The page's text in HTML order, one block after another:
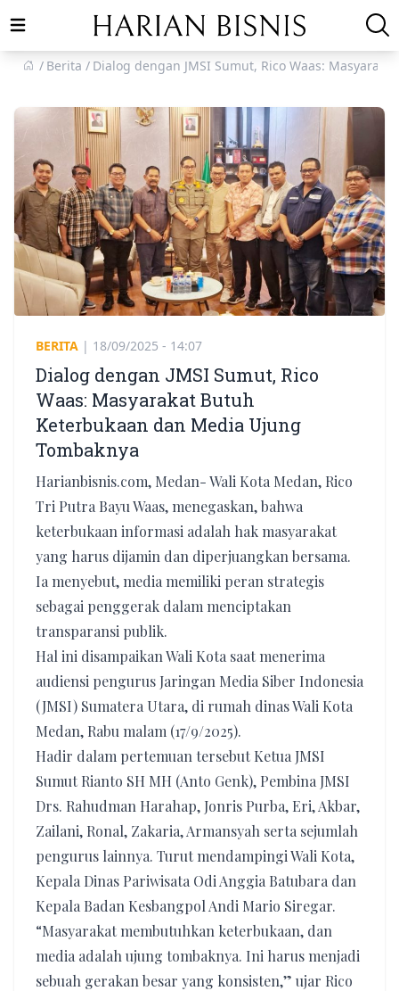
Open main menu
Berita
Dialog dengan JMSI Sumut, Rico Waas:
BERITA | 18/09/2025 - 14:07
Dialog dengan JMSI Sumut, Rico
Waas: Masyarakat Butuh
Keterbukaan dan Media Ujung
Tombaknya
Harianbisnis.com, Medan- Wali Kota Medan, Rico
Tri Putra Bayu Waas, menegaskan, bahwa
keterbukaan informasi adalah hak masyarakat
yang harus dijamin dan diperjuangkan bersama.
Ia menyebut, media memiliki peran strategis
sebagai penggerak dalam menciptakan
transparansi publik.
Hal ini disampaikan Wali Kota saat menerima
audiensi pengurus Jaringan Media Siber Indonesia
(JMSI) Sumatera Utara, di rumah dinas Wali Kota
Medan, Rabu malam (17/9/2025).
Hadir dalam pertemuan tersebut Ketua JMSI
Sumut Rianto SH MH (Anto Genk), Pembina JMSI
Drs. Rahudman Harahap, Jonris Purba, Eri, Akbar,
Zailani, Ronal, Zakaria, Armansyah serta sejumlah
pengurus lainnya. Turut mendampingi Wali Kota,
Kepala Dinas Pariwisata Odi Anggia Batubara dan
Kepala Badan Kesbangpol Andi Mario Siregar.
“Masyarakat membutuhkan keterbukaan, dan
media adalah ujung tombaknya. Ini harus menjadi
sebuah gerakan besar yang konsisten,” ujar Rico